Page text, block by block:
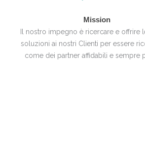
Mission
Il nostro impegno è ricercare e offrire
soluzioni ai nostri Clienti per essere
come dei partner affidabili e sempre